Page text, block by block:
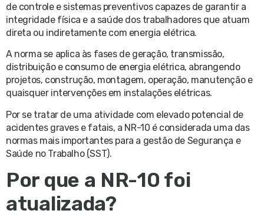
de controle e sistemas preventivos capazes de garantir a
integridade física e a saúde dos trabalhadores que atuam
direta ou indiretamente com energia elétrica.
A norma se aplica às fases de geração, transmissão,
distribuição e consumo de energia elétrica, abrangendo
projetos, construção, montagem, operação, manutenção e
quaisquer intervenções em instalações elétricas.
Por se tratar de uma atividade com elevado potencial de
acidentes graves e fatais, a NR-10 é considerada uma das
normas mais importantes para a gestão de Segurança e
Saúde no Trabalho (SST).
Por que a NR-10 foi
atualizada?